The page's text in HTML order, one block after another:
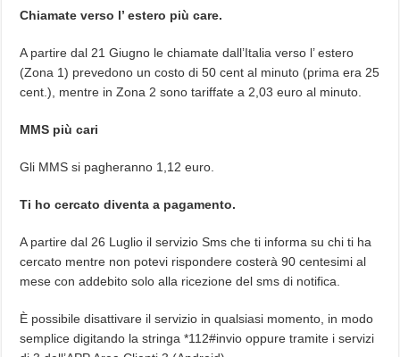
Chiamate verso l’ estero più care.
A partire dal 21 Giugno le chiamate dall’Italia verso l’ estero
(Zona 1) prevedono un costo di 50 cent al minuto (prima era 25
cent.), mentre in Zona 2 sono tariffate a 2,03 euro al minuto.
MMS più cari
Gli MMS si pagheranno 1,12 euro.
Ti ho cercato diventa a pagamento.
A partire dal 26 Luglio il servizio Sms che ti informa su chi ti ha
cercato mentre non potevi rispondere costerà 90 centesimi al
mese con addebito solo alla ricezione del sms di notifica.
È possibile disattivare il servizio in qualsiasi momento, in modo
semplice digitando la stringa *112#invio oppure tramite i servizi